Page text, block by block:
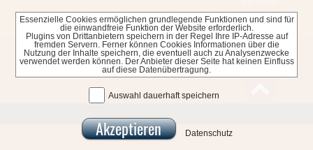
Datenschutz
Essenzielle Cookies ermöglichen grundlegende Funktionen und sind für
die einwandfreie Funktion der Website erforderlich.
Plugins von Drittanbietern speichern in der Regel Ihre IP-Adresse auf
fremden Servern. Ferner können Cookies Informationen über die
Nutzung der Inhalte speichern, die eventuell auch zu Analysenzwecke
verwendet werden können. Der Anbieter dieser Seite hat keinen Einfluss
auf diese Datenübertragung.
Auswahl dauerhaft speichern
Datenschutz